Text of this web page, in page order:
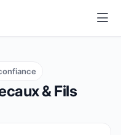
& Fils